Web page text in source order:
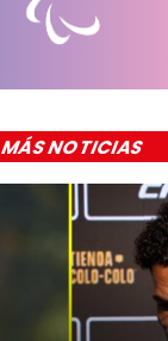
MÁS NOTICIAS